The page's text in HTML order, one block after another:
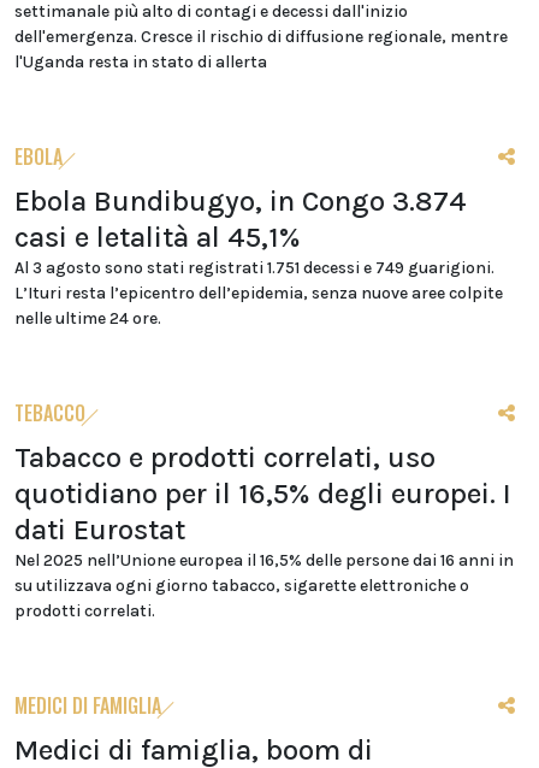
settimanale più alto di contagi e decessi dall'inizio
dell'emergenza. Cresce il rischio di diffusione regionale, mentre
l'Uganda resta in stato di allerta
EBOLA
Ebola Bundibugyo, in Congo 3.874
casi e letalità al 45,1%
Al 3 agosto sono stati registrati 1.751 decessi e 749 guarigioni.
L’Ituri resta l’epicentro dell’epidemia, senza nuove aree colpite
nelle ultime 24 ore.
TEBACCO
Tabacco e prodotti correlati, uso
quotidiano per il 16,5% degli europei. I
dati Eurostat
Nel 2025 nell’Unione europea il 16,5% delle persone dai 16 anni in
su utilizzava ogni giorno tabacco, sigarette elettroniche o
prodotti correlati.
MEDICI DI FAMIGLIA
Medici di famiglia, boom di